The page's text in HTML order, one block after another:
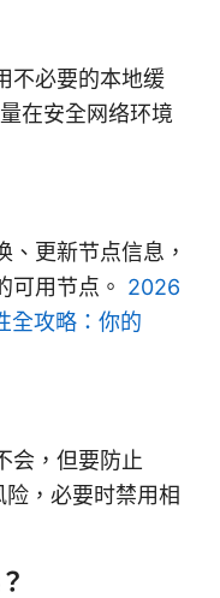
不必要的本地缓
在安全网络环境
更新节点信息，
可用节点。 2026
全攻略：你的
会，但要防止
，必要时禁用相